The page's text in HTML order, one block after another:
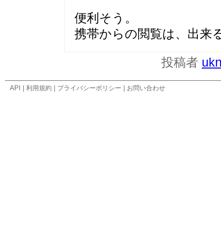
便利そう。
携帯からの閲覧は、出来
投稿者
API 利用規約 プライバシーポリシー お問い合わせ